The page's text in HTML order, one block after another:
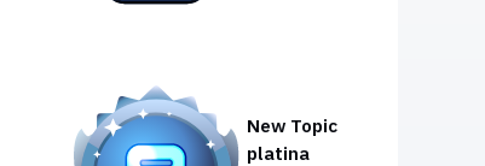
New Topic
platina